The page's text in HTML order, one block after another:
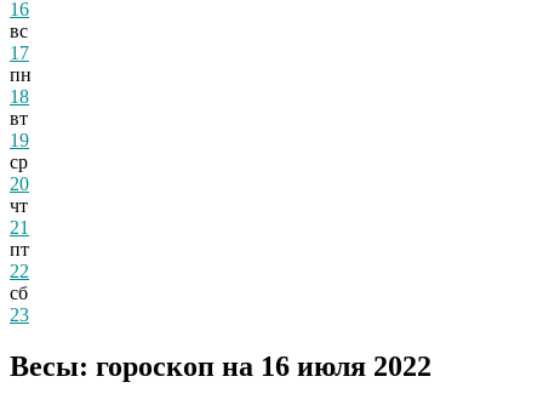
16
вс
17
пн
18
вт
19
ср
20
чт
21
пт
22
сб
23
Весы: гороскоп на 16 июля 2022